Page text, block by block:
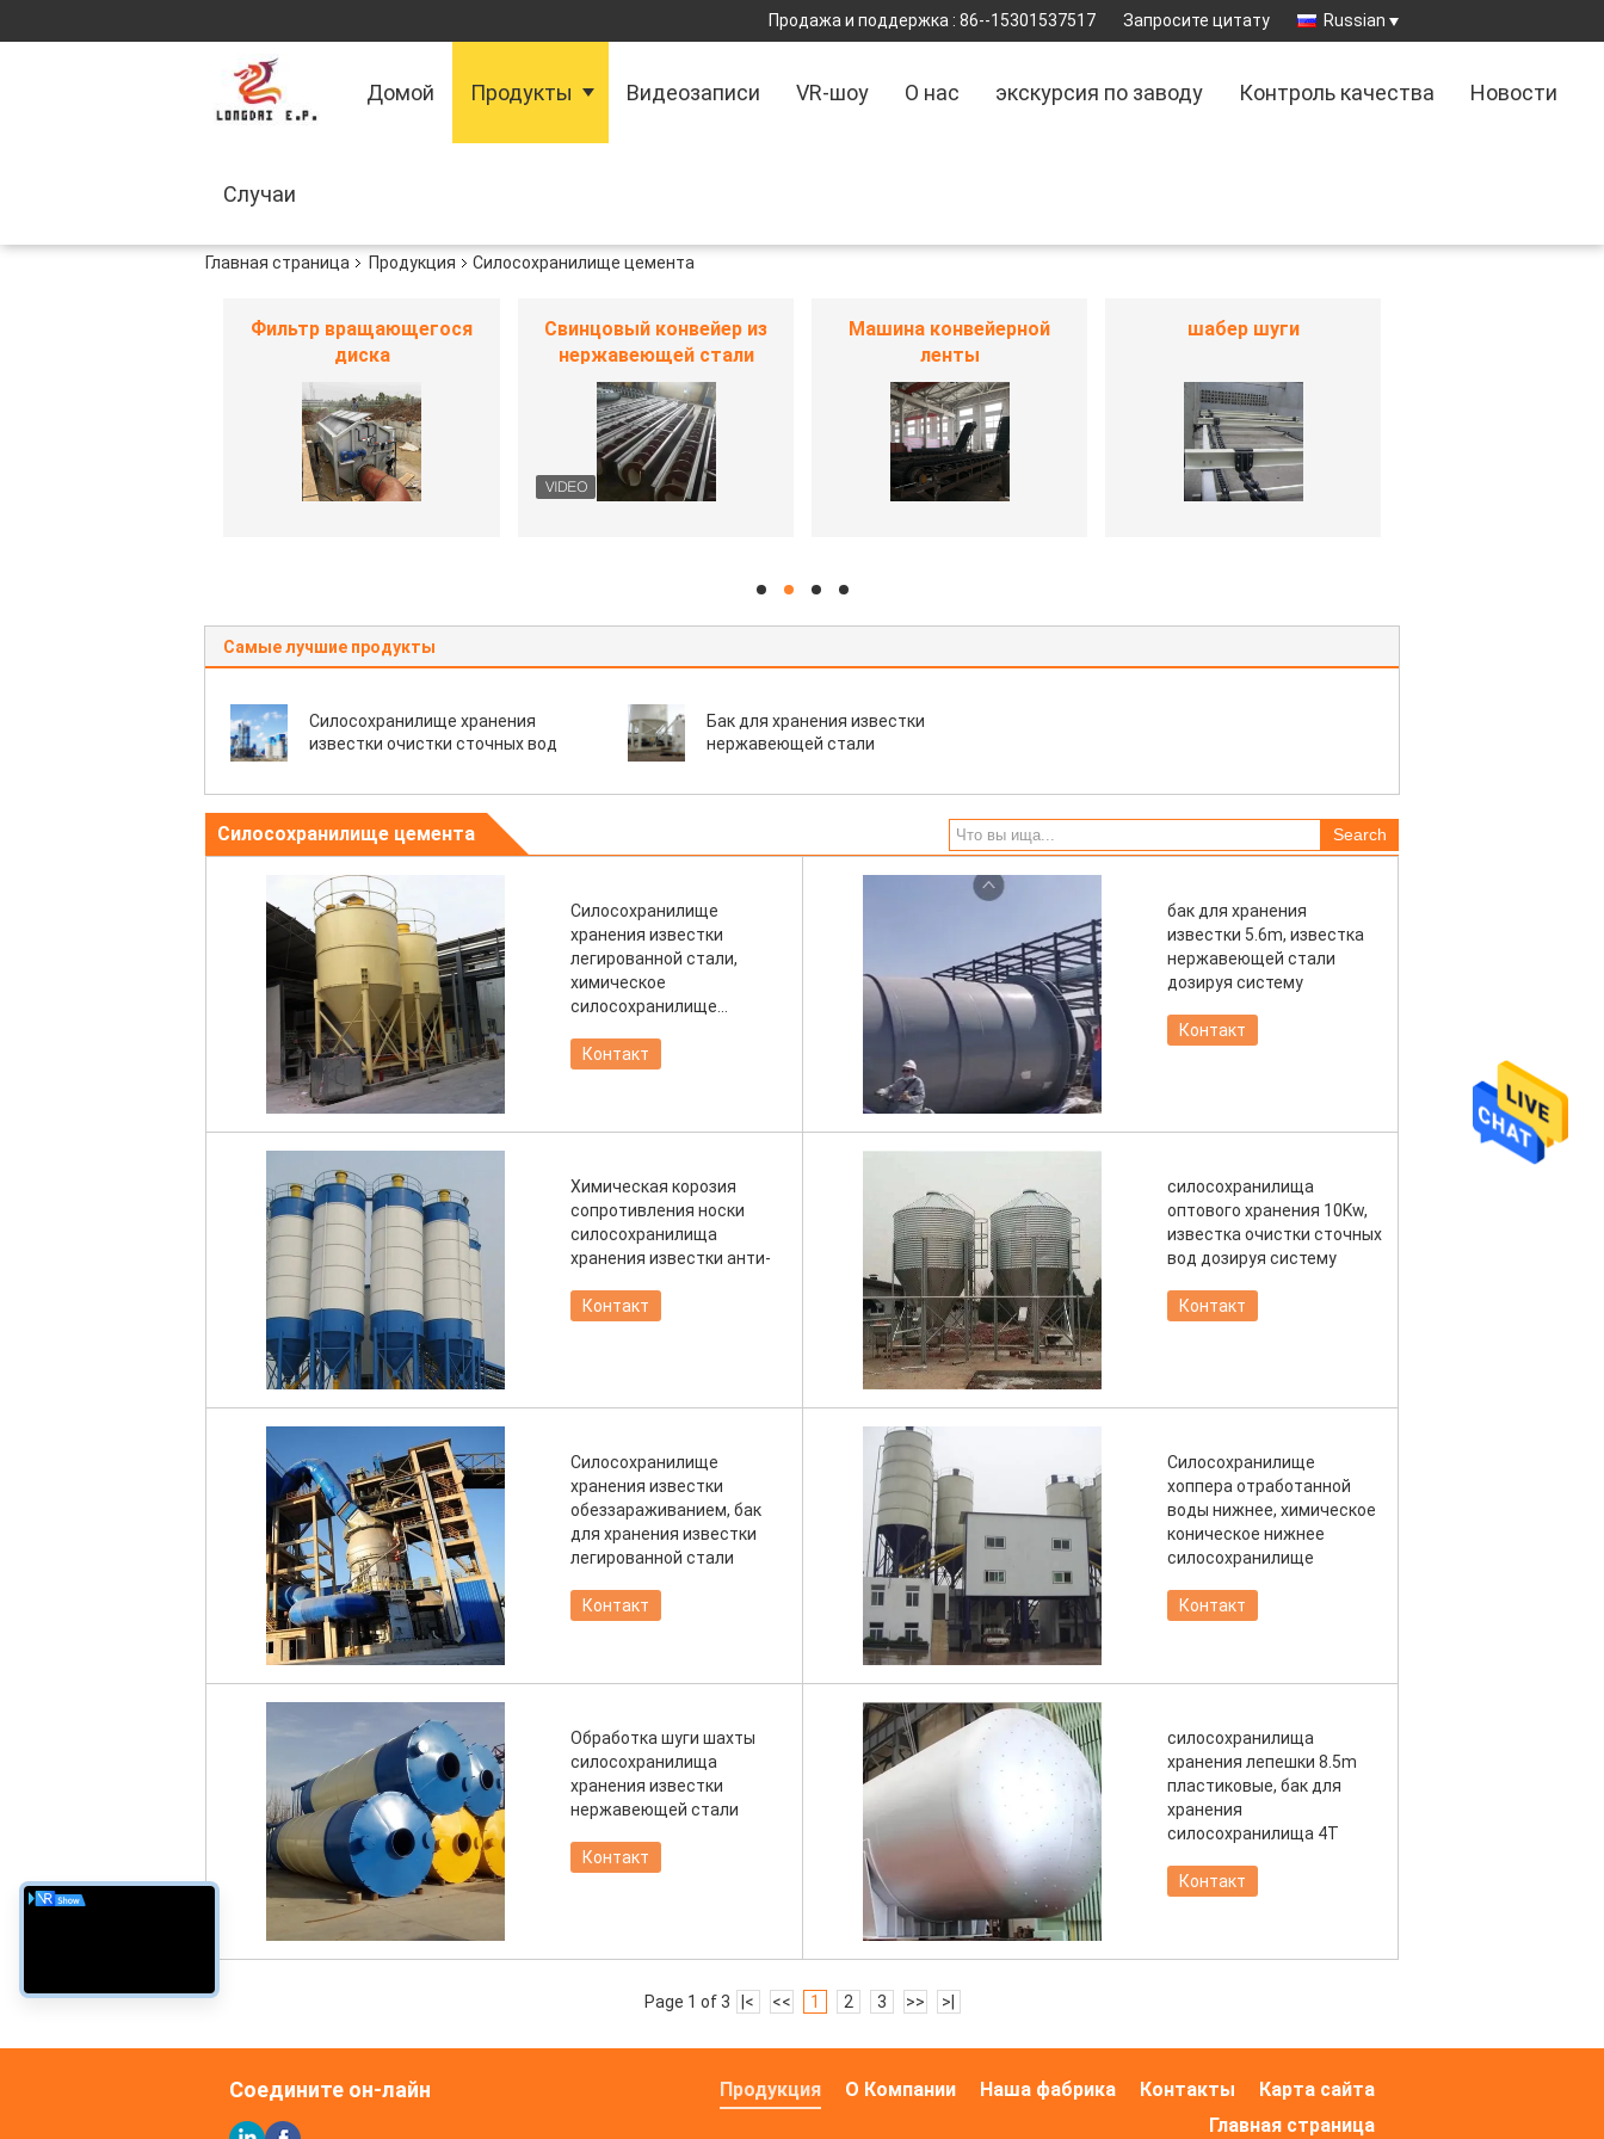
Продажа и поддержка : 86--15301537517 Запросите цитату Russian
Домой Продукты Видеозаписи VR-шоу О нас экскурсия по заводу Контроль качества Новости
Случаи
Главная страница Продукция Силосохранилище цемента
Фильтр вращающегося
диска
Свинцовый конвейер из
нержавеющей стали
Машина конвейерной
ленты
шабер шуги
hd hd hd hd
Самые лучшие продукты
Силосохранилище хранения
известки очистки сточных вод
Бак для хранения известки
нержавеющей стали
Силосохранилище цемента
Силосохранилище
хранения известки
легированной стали,
химическое
силосохранилище
Контакт
бак для хранения
известки 5.6m, известка
нержавеющей стали
дозируя систему
Контакт
Химическая корозия
сопротивления носки
силосохранилища
хранения известки анти-
Контакт
силосохранилища
оптового хранения 10Kw,
известка очистки сточных
вод дозируя систему
Контакт
Силосохранилище
хранения известки
обеззараживанием, бак
для хранения известки
легированной стали
Контакт
Силосохранилище
хоппера отработанной
воды нижнее, химическое
коническое нижнее
силосохранилище
Контакт
Обработка шуги шахты
силосохранилища
хранения известки
нержавеющей стали
Контакт
силосохранилища
хранения лепешки 8.5m
пластиковые, бак для
хранения
силосохранилища 4T
Контакт
Page 1 of 3 |< << 1 2 3 >> >|
Соедините он-лайн Карта сайта
Контакты
Наша фабрика
О Компании
Продукция
Главная страница